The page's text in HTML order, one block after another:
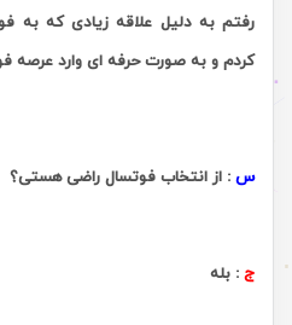
رفتم به دلیل علاقه زیادی که به
کردم و به صورت حرفه ای وارد عرصه
س : از انتخاب فوتسال راضی هستی؟
ج : بله